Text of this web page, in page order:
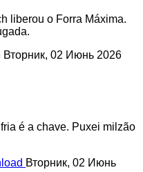
liberou o Forra Máxima.
Вторник, 02 Июнь 2026
é a chave. Puxei milzão
Вторник, 02 Июнь